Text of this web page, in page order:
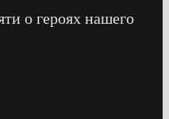
о героях нашего